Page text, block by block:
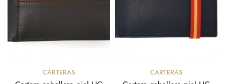
Select options
CARTERAS Select options
CARTERAS